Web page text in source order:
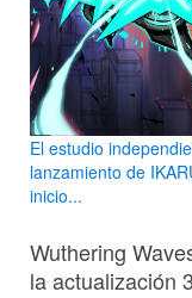
El estudio
lanzamiento de
inicio...
Wuthering
la actualización